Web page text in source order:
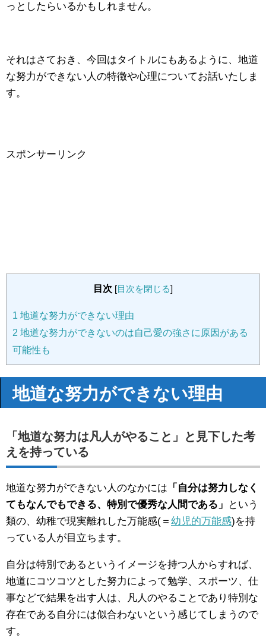
っとしたらいるかもしれません。
それはさておき、今回はタイトルにもあるように、地道
な努力ができない人の特徴や心理についてお話いたしま
す。
スポンサーリンク
目次 [目次を閉じる]
1 地道な努力ができない理由
2 地道な努力ができないのは自己愛の強さに原因がある
可能性も
地道な努力ができない理由
「地道な努力は凡人がやること」と見下した考
えを持っている
地道な努力ができない人のなかには 「自分は努力しなく
てもなんでもできる、特別で優秀な人間である」
という
類の、幼稚で現実離れした万能感(＝ 幼児的万能感)を持
っている人が目立ちます。
自分は特別であるというイメージを持つ人からすれば、
地道にコツコツとした努力によって勉学、スポーツ、仕
事などで結果を出す人は、凡人のやることであり特別な
存在である自分には似合わないという感じてしまうので
す。